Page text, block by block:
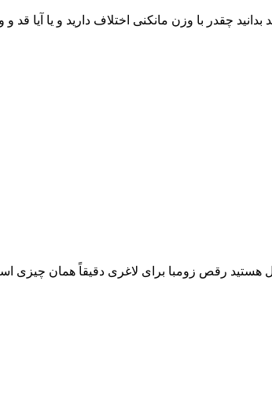
چقدر با وزن مانکنی اختلاف دارید و یا آیا قد و
هستید رقص زومبا برای لاغری دقیقاً همان